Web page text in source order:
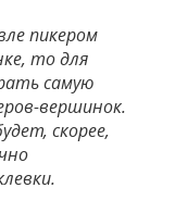
пикером
то для
самую
вершинок.
скорее,